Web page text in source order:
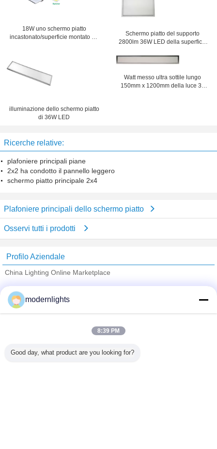
18W uno schermo piatto
incastonato/superficie montato da
Schermo piatto del supporto
2800lm 36W LED della superficie
il supermercato
illuminazione dello schermo piatto
di 36W LED
Watt messo ultra sottile lungo
150mm x 1200mm della luce 36
Ricerche relative:
plafoniere principali piane
2x2 ha condotto il pannello leggero
schermo piatto principale 2x4
Plafoniere principali dello schermo piatto
Osservi tutti i prodotti
Profilo Aziendale
China Lighting Online Marketplace
Trust Seal
Verified Suplier
Tutti i prodotti
modernlights
8:39 PM
Good day, what product are you looking for?